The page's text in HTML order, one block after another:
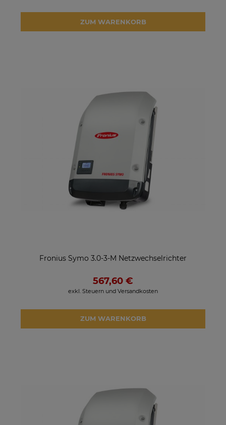
ZUM WARENKORB
Fronius Symo 3.0-3-M Netzwechselrichter
567,60 €
exkl. Steuern und Versandkosten
ZUM WARENKORB